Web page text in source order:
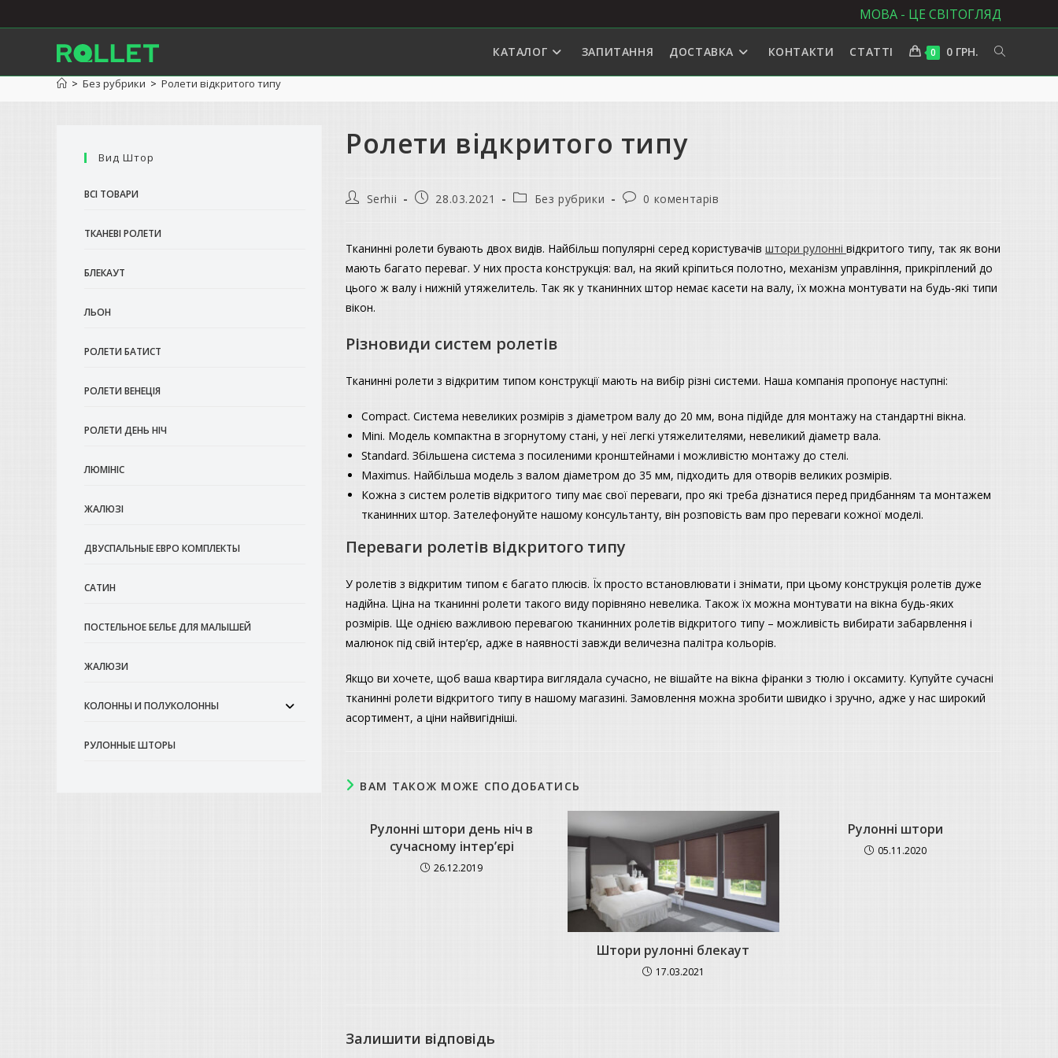
до
МОВА - ЦЕ СВІТОГЛЯД
КАТАЛОГ ЗАПИТАННЯ ДОСТАВКА КОНТАКТИ СТАТТІ 0 0 ГРН.
> Без рубрики > Ролети відкритого типу
Ролети відкритого типу
АвторSerhii
Запис28.03.2021
Категорія
Без рубрики
Коментарі
0 коментарів
Тканинні ролети бувають двох видів. Найбільш популярні серед користувачів штори рулонні відкритого типу, так як вони
мають багато переваг. У них проста конструкція: вал, на який кріпиться полотно, механізм управління, прикріплений до
цього ж валу і нижній утяжелитель. Так як у тканинних штор немає касети на валу, їх можна монтувати на будь-які типи
вікон.
Різновиди систем ролетів
Тканинні ролети з відкритим типом конструкції мають на вибір різні системи. Наша компанія пропонує наступні:
Compact. Система невеликих розмірів з діаметром валу до 20 мм, вона підійде для монтажу на стандартні вікна.
Mini. Модель компактна в згорнутому стані, у неї легкі утяжелителями, невеликий діаметр вала.
Standard. Збільшена система з посиленими кронштейнами і можливістю монтажу до стелі.
Maximus. Найбільша модель з валом діаметром до 35 мм, підходить для отворів великих розмірів.
Кожна з систем ролетів відкритого типу має свої переваги, про які треба дізнатися перед придбанням та монтажем
тканинних штор. Зателефонуйте нашому консультанту, він розповість вам про переваги кожної моделі.
Переваги ролетів відкритого типу
У ролетів з відкритим типом є багато плюсів. Їх просто встановлювати і знімати, при цьому конструкція ролетів дуже
надійна. Ціна на тканинні ролети такого виду порівняно невелика. Також їх можна монтувати на вікна будь-яких
розмірів. Ще однією важливою перевагою тканинних ролетів відкритого типу – можливість вибирати забарвлення і
малюнок під свій інтер’єр, адже в наявності завжди величезна палітра кольорів.
Якщо ви хочете, щоб ваша квартира виглядала сучасно, не вішайте на вікна фіранки з тюлю і оксамиту. Купуйте сучасні
тканинні ролети відкритого типу в нашому магазині. Замовлення можна зробити швидко і зручно, адже у нас широкий
асортимент, а ціни найвигідніші.
ВАМ ТАКОЖ МОЖЕ СПОДОБАТИСЬ
Рулонні штори день ніч в
сучасному інтер’єрі
26.12.2019
Штори рулонні блекаут
17.03.2021
Рулонні штори
05.11.2020
Залишити відповідь
Вид Штор
ВСІ ТОВАРИ
ТКАНЕВІ РОЛЕТИ
БЛЕКАУТ
ЛЬОН
РОЛЕТИ БАТИСТ
РОЛЕТИ ВЕНЕЦІЯ
РОЛЕТИ ДЕНЬ НІЧ
ЛЮМІНІС
ЖАЛЮЗІ
ДВУСПАЛЬНЫЕ ЕВРО КОМПЛЕКТЫ
САТИН
ПОСТЕЛЬНОЕ БЕЛЬЕ ДЛЯ МАЛЫШЕЙ
ЖАЛЮЗИ
КОЛОННЫ И ПОЛУКОЛОННЫ
РУЛОННЫЕ ШТОРЫ